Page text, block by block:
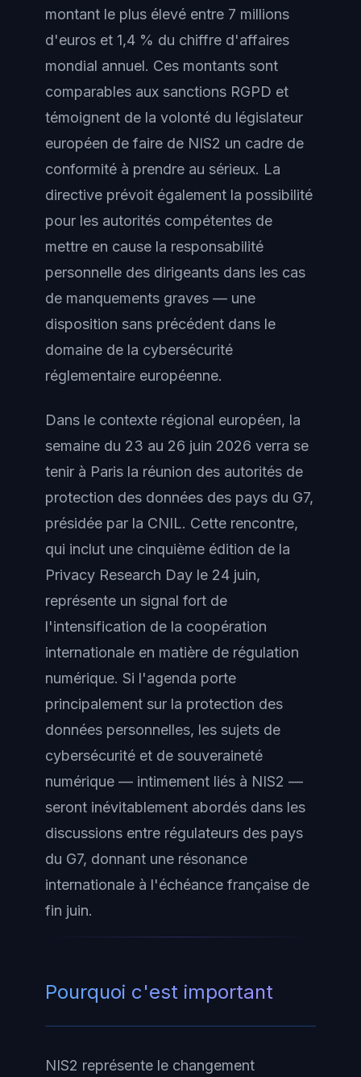
montant le plus élevé entre 7 millions
d'euros et 1,4 % du chiffre d'affaires
mondial annuel. Ces montants sont
comparables aux sanctions RGPD et
témoignent de la volonté du législateur
européen de faire de NIS2 un cadre de
conformité à prendre au sérieux. La
directive prévoit également la possibilité
pour les autorités compétentes de
mettre en cause la responsabilité
personnelle des dirigeants dans les cas
de manquements graves — une
disposition sans précédent dans le
domaine de la cybersécurité
réglementaire européenne.
Dans le contexte régional européen, la
semaine du 23 au 26 juin 2026 verra se
tenir à Paris la réunion des autorités de
protection des données des pays du G7,
présidée par la CNIL. Cette rencontre,
qui inclut une cinquième édition de la
Privacy Research Day le 24 juin,
représente un signal fort de
l'intensification de la coopération
internationale en matière de régulation
numérique. Si l'agenda porte
principalement sur la protection des
données personnelles, les sujets de
cybersécurité et de souveraineté
numérique — intimement liés à NIS2 —
seront inévitablement abordés dans les
discussions entre régulateurs des pays
du G7, donnant une résonance
internationale à l'échéance française de
fin juin.
Pourquoi c'est important
NIS2 représente le changement